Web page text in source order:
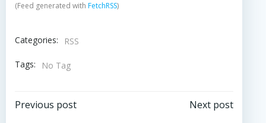
(Feed generated with FetchRSS)
Categories: RSS
Tags: No Tag
Post
Previous post Next post